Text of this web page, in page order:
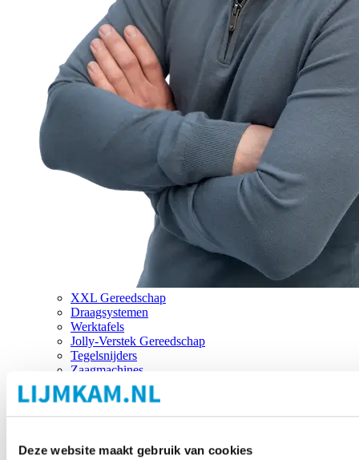
Deze website maakt gebruik van cookies
XXL Gereedschap
Draagsystemen
Werktafels
Jolly-Verstek Gereedschap
Tegelsnijders
Zaagmachines
Merken